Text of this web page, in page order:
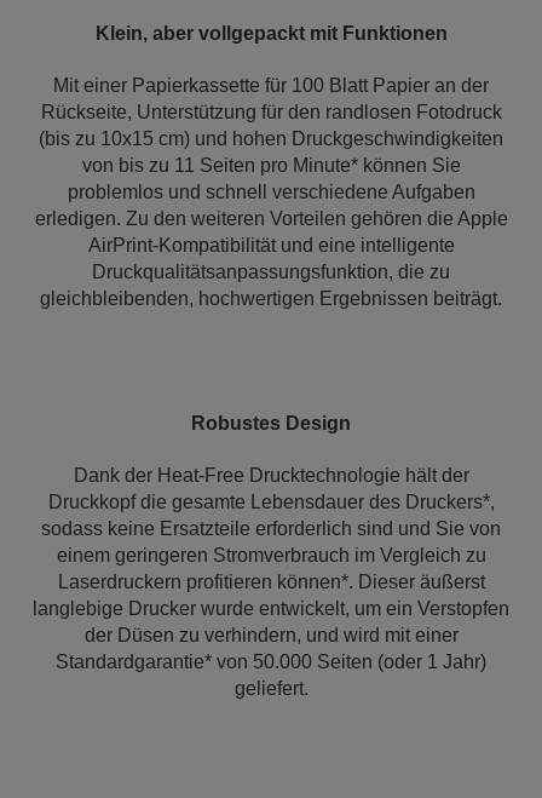
Klein, aber vollgepackt mit Funktionen
Mit einer Papierkassette für 100 Blatt Papier an der
Rückseite, Unterstützung für den randlosen Fotodruck
(bis zu 10x15 cm) und hohen Druckgeschwindigkeiten
von bis zu 11 Seiten pro Minute* können Sie
problemlos und schnell verschiedene Aufgaben
erledigen. Zu den weiteren Vorteilen gehören die Apple
AirPrint-Kompatibilität und eine intelligente
Druckqualitätsanpassungsfunktion, die zu
gleichbleibenden, hochwertigen Ergebnissen beiträgt.
Robustes Design
Dank der Heat-Free Drucktechnologie hält der
Druckkopf die gesamte Lebensdauer des Druckers*,
sodass keine Ersatzteile erforderlich sind und Sie von
einem geringeren Stromverbrauch im Vergleich zu
Laserdruckern profitieren können*. Dieser äußerst
langlebige Drucker wurde entwickelt, um ein Verstopfen
der Düsen zu verhindern, und wird mit einer
Standardgarantie* von 50.000 Seiten (oder 1 Jahr)
geliefert.